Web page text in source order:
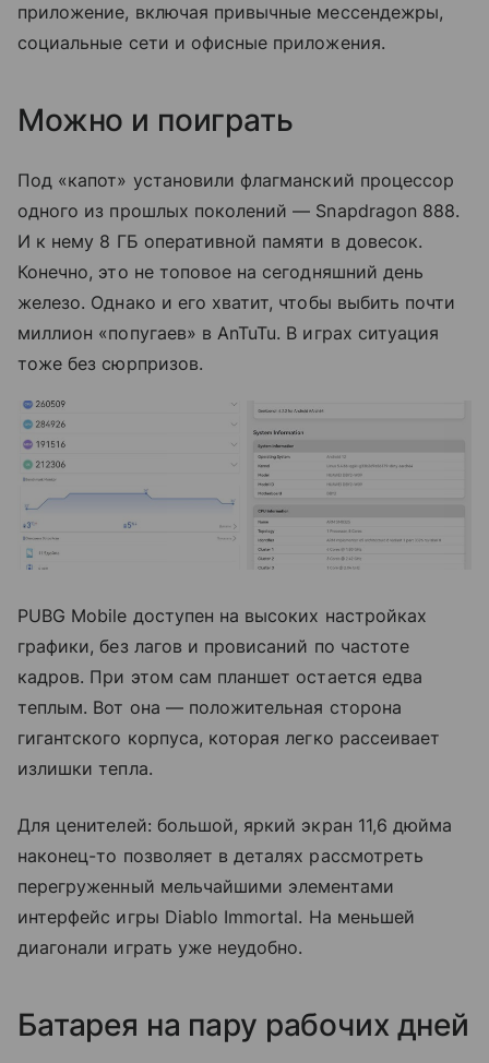
приложение, включая привычные мессендежры,
социальные сети и офисные приложения.
Можно и поиграть
Под «капот» установили флагманский процессор
одного из прошлых поколений — Snapdragon 888.
И к нему 8 ГБ оперативной памяти в довесок.
Конечно, это не топовое на сегодняшний день
железо. Однако и его хватит, чтобы выбить почти
миллион «попугаев» в AnTuTu. В играх ситуация
тоже без сюрпризов.
PUBG Mobile доступен на высоких настройках
графики, без лагов и провисаний по частоте
кадров. При этом сам планшет остается едва
теплым. Вот она — положительная сторона
гигантского корпуса, которая легко рассеивает
излишки тепла.
Для ценителей: большой, яркий экран 11,6 дюйма
наконец-то позволяет в деталях рассмотреть
перегруженный мельчайшими элементами
интерфейс игры Diablo Immortal. На меньшей
диагонали играть уже неудобно.
Батарея на пару рабочих дней